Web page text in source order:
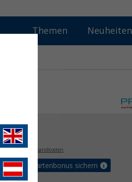
Themen Neuheiten
€
zzgl. Versandkosten
Vorteilskartenbonus sichern